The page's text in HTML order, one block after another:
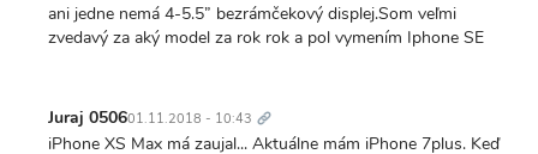
ani jedne nemá 4-5.5” bezrámčekový displej.Som veľmi
zvedavý za aký model za rok rok a pol vymením Iphone SE
Juraj 050601.11.2018 - 10:43 odkaz
iPhone XS Max má zaujal... Aktuálne mám iPhone 7plus. Keď